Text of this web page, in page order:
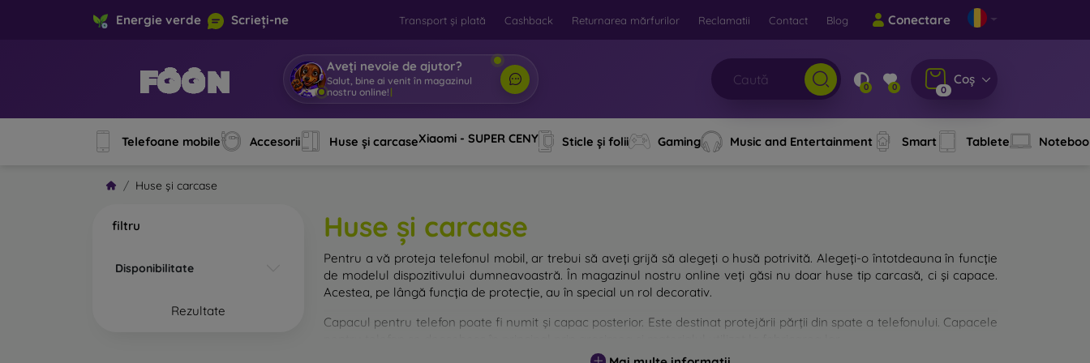
Energie verde Scrieți-ne Transport și plată Cashback Returnarea mărfurilor Reclamatii Contact Blog Conectare
Aveți nevoie de ajutor?
Salut, bine ai venit în magazinul
nostru online! | 0 0 0
Coș
Telefoane mobile Accesorii Huse și carcaseXiaomi - SUPER CENY Sticle și folii Gaming Music and Entertainment Smart Tablete
Huse și carcase
filtru
Disponibilitate
Rezultate
Huse și carcase
Pentru a vă proteja telefonul mobil, ar trebui să aveți grijă să alegeți o husă potrivită. Alegeți-o întotdeauna în funcție
de modelul dispozitivului dumneavoastră. În magazinul nostru online veți găsi nu doar huse tip carcasă, ci și capace.
Acestea, pe lângă funcția de protecție, au în special un rol decorativ.
Capacul pentru telefon poate fi numit și capac posterior. Este destinat protejării părții din spate a telefonului. Capacele